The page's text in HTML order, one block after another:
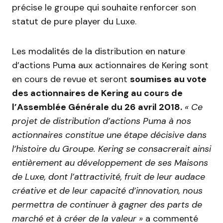
précise le groupe qui souhaite renforcer son
statut de pure player du Luxe.
Les modalités de la distribution en nature
d’actions Puma aux actionnaires de Kering sont
en cours de revue et seront soumises au vote
des actionnaires de Kering au cours de
l’Assemblée Générale du 26 avril 2018. « Ce
projet de distribution d’actions Puma à nos
actionnaires constitue une étape décisive dans
l’histoire du Groupe. Kering se consacrerait ainsi
entièrement au développement de ses Maisons
de Luxe, dont l’attractivité, fruit de leur audace
créative et de leur capacité d’innovation, nous
permettra de continuer à gagner des parts de
marché et à créer de la valeur » a commenté